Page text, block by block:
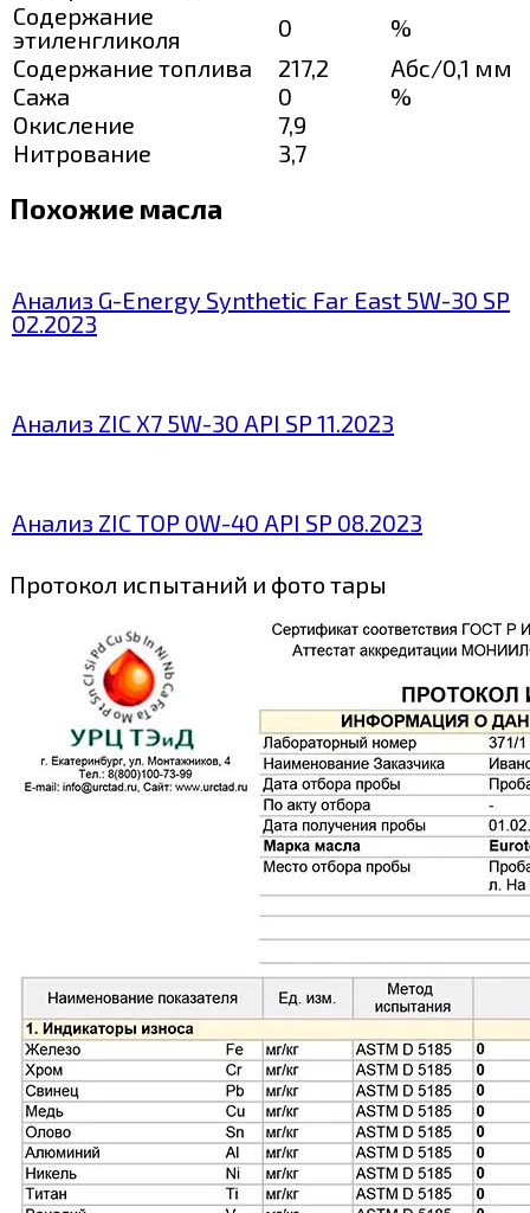
Содержание
этиленгликоля
0
%
Содержание топлива
217,2
Абс/0,1 мм
Сажа
0
%
Окисление
7,9
Нитрование
3,7
Похожие масла
Анализ G-Energy Synthetic Far East 5W-30 SP
02.2023
Анализ ZIC X7 5W-30 API SP 11.2023
Анализ ZIC TOP 0W-40 API SP 08.2023
Протокол испытаний и фото тары